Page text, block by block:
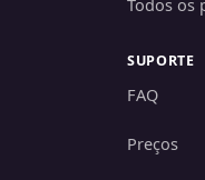
Todos os
SUPORTE
FAQ
Preços